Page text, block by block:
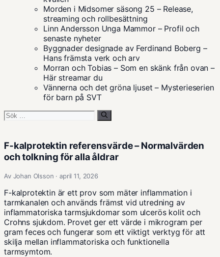
Morden i Midsomer säsong 25 – Release,
streaming och rollbesättning
Linn Andersson Unga Mammor – Profil och
senaste nyheter
Byggnader designade av Ferdinand Boberg –
Hans främsta verk och arv
Morran och Tobias – Som en skänk från ovan –
Här streamar du
Vännerna och det gröna ljuset – Mysterieserien
för barn på SVT
Sök
F-kalprotektin referensvärde – Normalvärden
och tolkning för alla åldrar
Av Johan Olsson · april 11, 2026
F-kalprotektin är ett prov som mäter inflammation i
tarmkanalen och används främst vid utredning av
inflammatoriska tarmsjukdomar som ulcerös kolit och
Crohns sjukdom. Provet ger ett värde i mikrogram per
gram feces och fungerar som ett viktigt verktyg för att
skilja mellan inflammatoriska och funktionella
tarmsymtom.